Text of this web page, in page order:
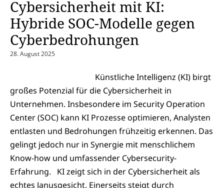
Cybersicherheit mit KI:
Hybride SOC-Modelle gegen
Cyberbedrohungen
28. August 2025
Künstliche Intelligenz (KI) birgt
großes Potenzial für die Cybersicherheit in
Unternehmen. Insbesondere im Security Operation
Center (SOC) kann KI Prozesse optimieren, Analysten
entlasten und Bedrohungen frühzeitig erkennen. Das
gelingt jedoch nur in Synergie mit menschlichem
Know-how und umfassender Cybersecurity-
Erfahrung. KI zeigt sich in der Cybersicherheit als
echtes Janusgesicht. Einerseits steigt durch